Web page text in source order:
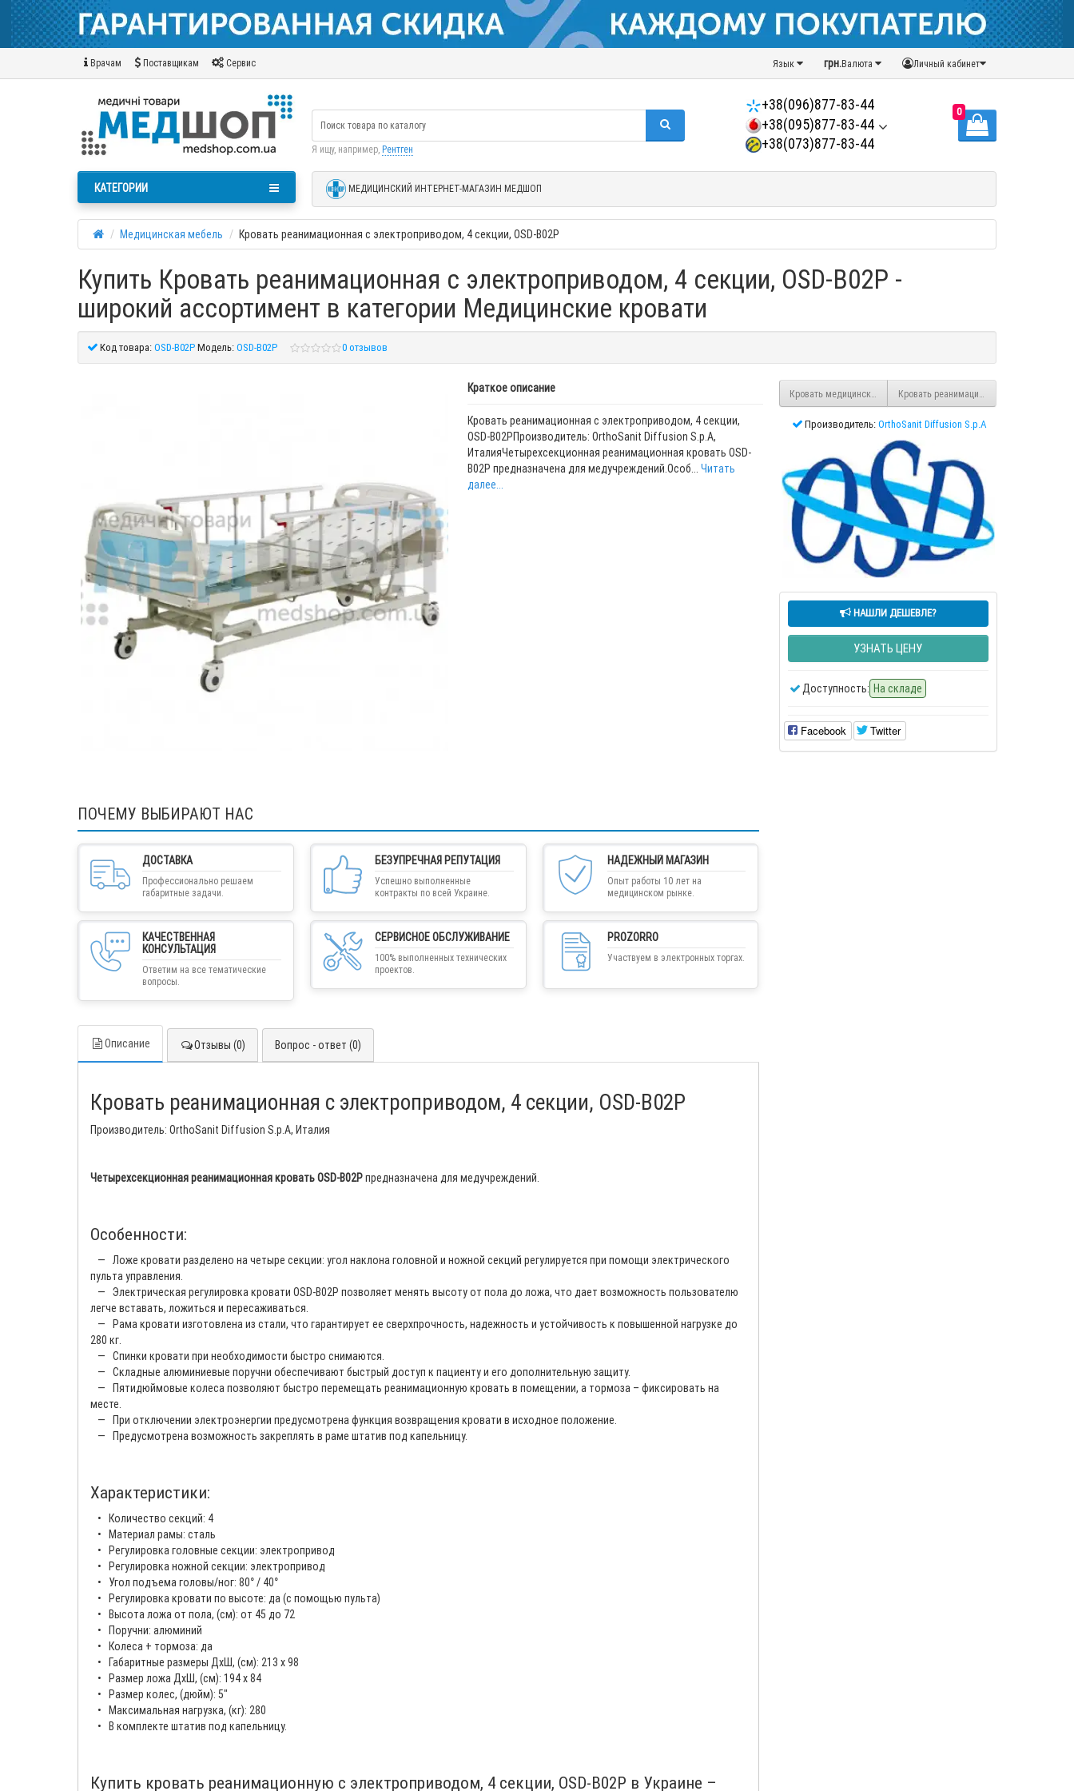
Врачам Поставщикам Сервис Личный кабинет
грн.Валюта
Язык
+38(096)877-83-44
+38(095)877-83-44
+38(073)877-83-44
0
Я ищу, например, Рентген
КАТЕГОРИИ МЕДИЦИНСКИЙ ИНТЕРНЕТ-МАГАЗИН МЕДШОП
Медицинская мебель Кровать реанимационная с электроприводом, 4 секции, OSD-B02P
Купить Кровать реанимационная с электроприводом, 4 секции, OSD-B02P -
широкий ассортимент в категории Медицинские кровати
Код товара:OSD-B02PМодель:OSD-B02P 0 отзывов
Краткое описание
Кровать реанимационная с электроприводом, 4 секции,
OSD-B02PПроизводитель: OrthoSanit Diffusion S.p.A,
ИталияЧетырехсекционная реанимационная кровать OSD-
B02P предназначена для медучреждений.Особ... Читать
далее...
Кровать медицинская механическая с регулировкой высоты, 4
Кровать реанимационная с рентгеновской
Производитель: OrthoSanit Diffusion S.p.A
НАШЛИ ДЕШЕВЛЕ?
УЗНАТЬ ЦЕНУ
Доступность: На складе
Facebook Twitter
ПОЧЕМУ ВЫБИРАЮТ НАС
ДОСТАВКА
Профессионально решаем
габаритные задачи.
БЕЗУПРЕЧНАЯ РЕПУТАЦИЯ
Успешно выполненные
контракты по всей Украине.
НАДЕЖНЫЙ МАГАЗИН
Опыт работы 10 лет на
медицинском рынке.
КАЧЕСТВЕННАЯ
КОНСУЛЬТАЦИЯ
Ответим на все тематические
вопросы.
СЕРВИСНОЕ ОБСЛУЖИВАНИЕ
100% выполненных технических
проектов.
PROZORRO
Участвуем в электронных торгах.
Описание Отзывы (0) Вопрос - ответ (0)
Кровать реанимационная с электроприводом, 4 секции, OSD-B02P
Производитель: OrthoSanit Diffusion S.p.A, Италия
Четырехсекционная реанимационная кровать OSD-B02Pпредназначена для медучреждений.
Особенности:
— Ложе кровати разделено на четыре секции: угол наклона головной и ножной секций регулируется при помощи электрического
пульта управления.
— Электрическая регулировка кровати OSD-B02P позволяет менять высоту от пола до ложа, что дает возможность пользователю
легче вставать, ложиться и пересаживаться.
— Рама кровати изготовлена из стали, что гарантирует ее сверхпрочность, надежность и устойчивость к повышенной нагрузке до
280 кг.
— Спинки кровати при необходимости быстро снимаются.
— Складные алюминиевые поручни обеспечивают быстрый доступ к пациенту и его дополнительную защиту.
— Пятидюймовые колеса позволяют быстро перемещать реанимационную кровать в помещении, а тормоза – фиксировать на
месте.
— При отключении электроэнергии предусмотрена функция возвращения кровати в исходное положение.
— Предусмотрена возможность закреплять в раме штатив под капельницу.
Характеристики:
• Количество секций: 4
• Материал рамы: сталь
• Регулировка головные секции: электропривод
• Регулировка ножной секции: электропривод
• Угол подъема головы/ног: 80° / 40°
• Регулировка кровати по высоте: да (с помощью пульта)
• Высота ложа от пола, (см): от 45 до 72
• Поручни: алюминий
• Колеса + тормоза: да
• Габаритные размеры ДхШ, (см): 213 х 98
• Размер ложа ДхШ, (см): 194 х 84
• Размер колес, (дюйм): 5"
• Максимальная нагрузка, (кг): 280
• В комплекте штатив под капельницу.
Купить кровать реанимационную с электроприводом, 4 секции, OSD-B02P в Украине –